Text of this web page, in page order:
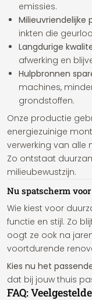
emissies.
Milieuvriendelijke
inkten die
Langdurige
afwerking en
Hulpbronnen
machines,
grondstoffen.
Onze productie
energiezuinige
verwerking van alle
Zo ontstaat
milieubewustzijn.
Nu spatscherm
Wie kiest voor
functie en stijl. Zo
oogt ze ook na
voortdurende
Kies nu het
dat bij jouw thuis
FAQ: